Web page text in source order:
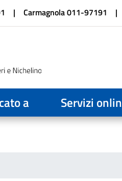
Salta
al
Carmagnola 011-97191
a Servizi